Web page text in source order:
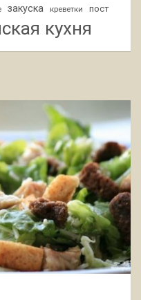
закуска креветки пост
кухня